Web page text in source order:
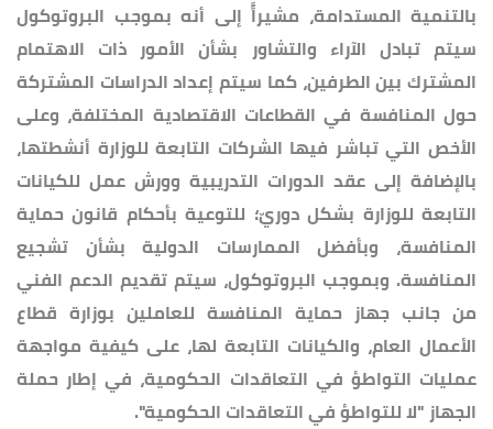
بالتنمية المستدامة، مشيراًً إلى أنه بموجب البروتوكول
سيتم تبادل الآراء والتشاور بشأن الأمور ذات الاهتمام
المشترك بين الطرفين، كما سيتم إعداد الدراسات المشتركة
حول المنافسة في القطاعات الاقتصادية المختلفة، وعلى
الأخص التي تباشر فيها الشركات التابعة للوزارة أنشطتها،
بالإضافة إلى عقد الدورات التدريبية وورش عمل للكيانات
التابعة للوزارة بشكل دوريّ؛ للتوعية بأحكام قانون حماية
المنافسة، وبأفضل الممارسات الدولية بشأن تشجيع
المنافسة. وبموجب البروتوكول، سيتم تقديم الدعم الفني
من جانب جهاز حماية المنافسة للعاملين بوزارة قطاع
الأعمال العام، والكيانات التابعة لها، على كيفية مواجهة
عمليات التواطؤ في التعاقدات الحكومية، في إطار حملة
الجهاز "لا للتواطؤ في التعاقدات الحكومية".